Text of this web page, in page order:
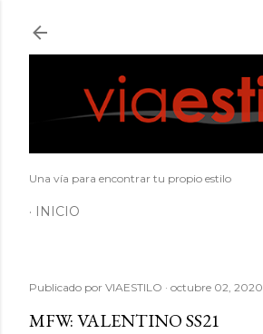
Una vía para encontrar tu propio estilo
INICIO
Publicado por VIAESTILO octubre 02, 2020
MFW: VALENTINO SS21